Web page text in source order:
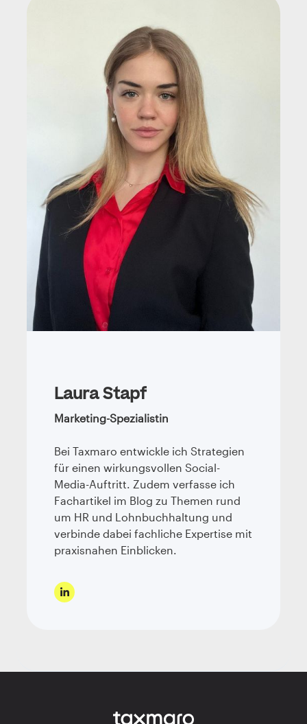
Laura Stapf
Marketing-Spezialistin
Bei Taxmaro entwickle ich Strategien
für einen wirkungsvollen Social-
Media-Auftritt. Zudem verfasse ich
Fachartikel im Blog zu Themen rund
um HR und Lohnbuchhaltung und
verbinde dabei fachliche Expertise mit
praxisnahen Einblicken.